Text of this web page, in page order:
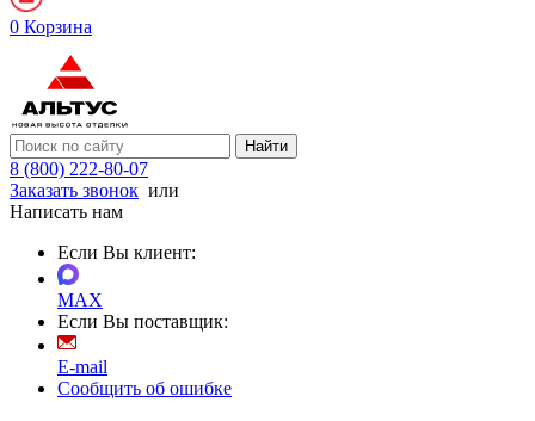
0 Корзина
Найти
8 (800) 222-80-07
Заказать звонок или
Написать нам
Если Вы клиент:
MAX
Если Вы поставщик:
E-mail
Сообщить об ошибке